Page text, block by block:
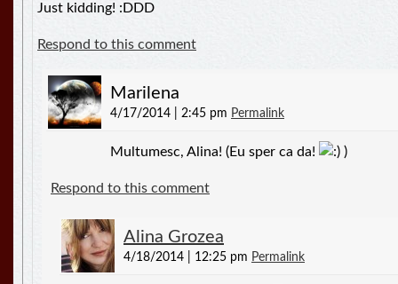
Just kidding! :DDD
Respond to this comment
Marilena
4/17/2014 | 2:45 pm Permalink
Multumesc, Alina! (Eu sper ca da! )
Respond to this comment
Alina Grozea
4/18/2014 | 12:25 pm Permalink